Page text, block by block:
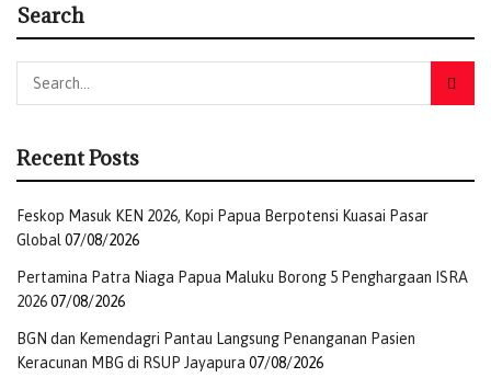
Search
Recent Posts
Feskop Masuk KEN 2026, Kopi Papua Berpotensi Kuasai Pasar
Global 07/08/2026
Pertamina Patra Niaga Papua Maluku Borong 5 Penghargaan ISRA
202607/08/2026
BGN dan Kemendagri Pantau Langsung Penanganan Pasien
Keracunan MBG di RSUP Jayapura 07/08/2026